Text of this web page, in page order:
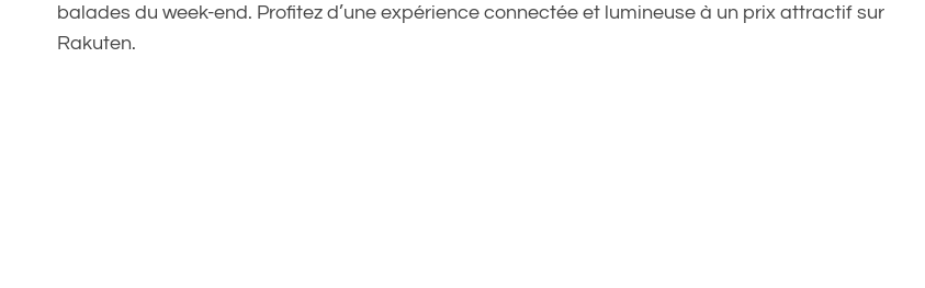
balades du week-end. Profitez d’une expérience connectée et lumineuse à un prix attractif sur
Rakuten.